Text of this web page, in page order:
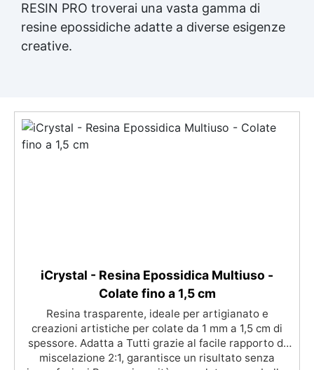
RESIN PRO troverai una vasta gamma di
resine epossidiche adatte a diverse esigenze
creative.
iCrystal - Resina Epossidica Multiuso -
Colate fino a 1,5 cm
Resina trasparente, ideale per artigianato e
creazioni artistiche per colate da 1 mm a 1,5 cm di
spessore. Adatta a Tutti grazie al facile rapporto di
miscelazione 2:1, garantisce un risultato senza